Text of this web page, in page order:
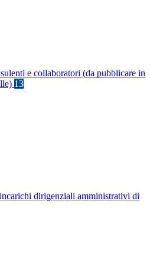
e collaboratori (da pubblicare in
13
dirigenziali amministrativi di